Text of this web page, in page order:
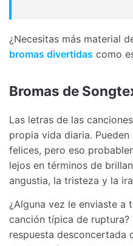
¿Necesitas más material
bromas divertidas como
Bromas de
Las letras de las
propia vida diaria.
felices, pero eso
lejos en términos de
angustia, la tristeza y la
¿Alguna vez le enviaste a
canción típica de ruptura?
respuesta desconcertada